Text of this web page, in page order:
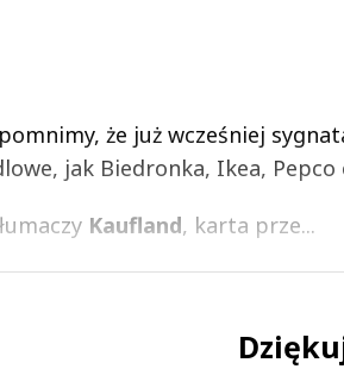
że już wcześniej
jak Biedronka, Ikea,
Kaufland, karta prze...